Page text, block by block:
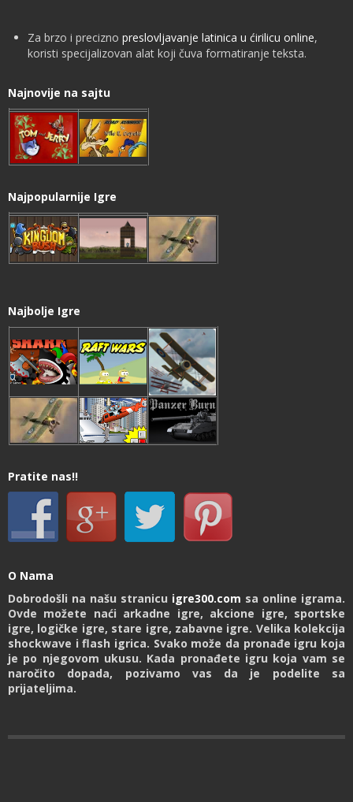
Za brzo i precizno preslovljavanje latinica u ćirilicu online,
koristi specijalizovan alat koji čuva formatiranje teksta.
Najnovije na sajtu
Najpopularnije Igre
Najbolje Igre
Pratite nas!!
O Nama
Dobrodošli na našu stranicu igre300.com sa online igrama.
Ovde možete naći arkadne igre, akcione igre, sportske
igre, logičke igre, stare igre, zabavne igre. Velika kolekcija
shockwave i flash igrica. Svako može da pronađe igru koja
je po njegovom ukusu. Kada pronađete igru koja vam se
naročito dopada, pozivamo vas da je podelite sa
prijateljima.